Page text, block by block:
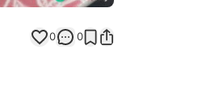
0 0